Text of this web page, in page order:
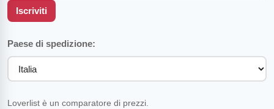
Iscriviti
Paese di spedizione:
Loverlist è un comparatore di prezzi.